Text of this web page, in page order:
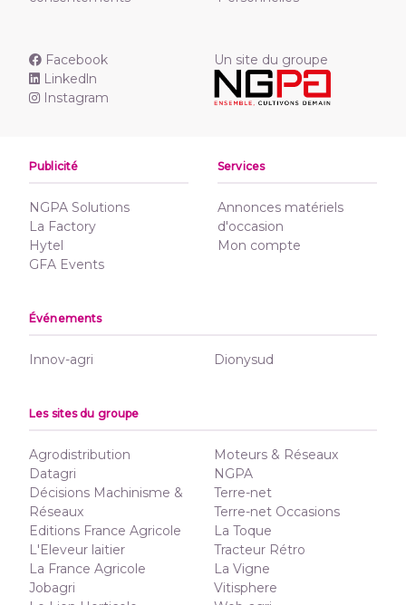
Facebook
Linkedln
Instagram
Un site du groupe
Publicité
NGPA Solutions
La Factory
Hytel
GFA Events
Services
Annonces matériels
d'occasion
Mon compte
Événements
Innov-agri Dionysud
Les sites du groupe
Agrodistribution
Datagri
Décisions Machinisme &
Réseaux
Editions France Agricole
L'Eleveur laitier
La France Agricole
Jobagri
Moteurs & Réseaux
NGPA
Terre-net
Terre-net Occasions
La Toque
Tracteur Rétro
La Vigne
Vitisphere